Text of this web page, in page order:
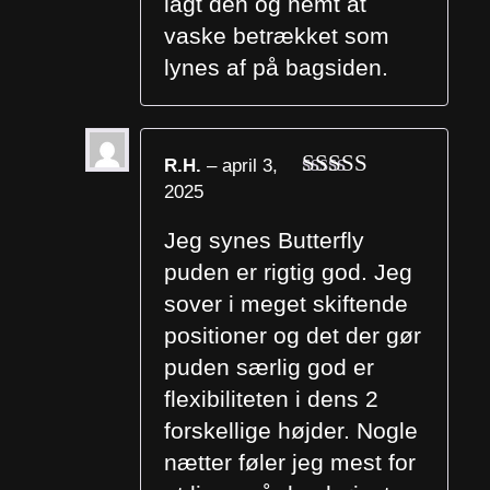
vaske betrækket som
lynes af på bagsiden.
R.H. – april 3,
2025
Jeg synes Butterfly
puden er rigtig god. Jeg
sover i meget skiftende
positioner og det der gør
puden særlig god er
flexibiliteten i dens 2
forskellige højder. Nogle
nætter føler jeg mest for